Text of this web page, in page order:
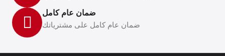
ضمان عام كامل
ضمان عام كامل على مشترياتك